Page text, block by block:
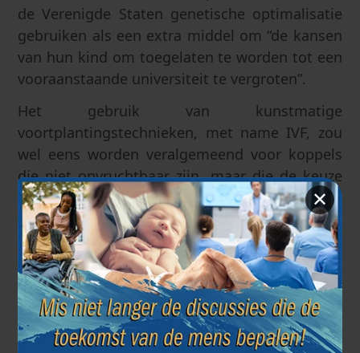
de Verenigde Staten genetische optimalisatie
gebruiken als een extra middel om “de kansen
van hun kind om toegelaten te worden tot een
vooraanstaande universiteit te vergroten”.
Het gebruik van kunstmatige
voortplantingstechnieken, met name IVF, zou
wel eens worden veralgemeend voor koppels
die niet onvruchtbaar zijn, maar die de keuze
van hun embryo's willen optimaliseren, als
deze technologieën in de toekomst
toegankelijker worden.
Van therapie tot verbetering, waar ligt de
grens?
De waaier van onderzoek naar genetische
✕